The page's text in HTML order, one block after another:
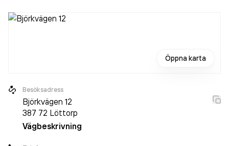
räkenskapsåret (2025).
Öppna karta
Besöksadress
Björkvägen 12
387 72 Löttorp
Vägbeskrivning